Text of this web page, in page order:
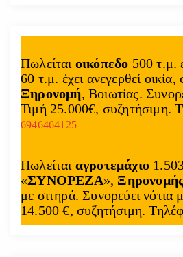
Πωλείται οικόπεδο 500 τ.μ.
60 τ.μ. έχει ανεγερθεί
Ξηρονομή, Βοιωτίας.
Τιμή 25.000€, συζητήσιμη.
6946464125
Πωλείται αγροτεμάχιο
«ΣΥΝΟΡΕΖΑ»,
με σιτηρά. Συνορεύει νότια
14.500 €, συζητήσιμη.